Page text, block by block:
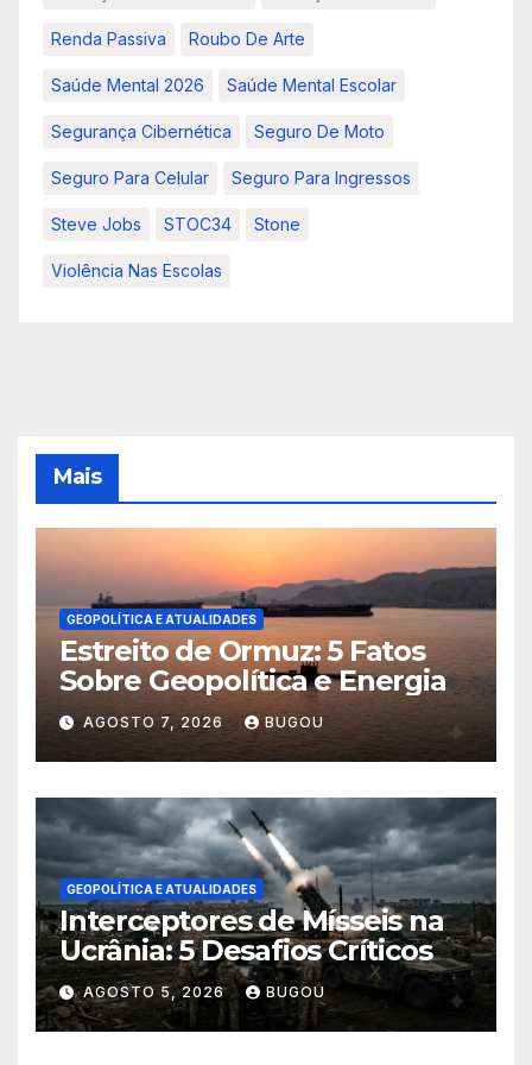
Renda Passiva Roubo De Arte
Saúde Mental 2026 Saúde Mental Escolar
Segurança Cibernética Seguro De Moto
Seguro Para Celular Seguro Para Ingressos
Steve Jobs STOC34 Stone
Violência Nas Escolas
Mais
GEOPOLÍTICA E ATUALIDADES
Estreito de Ormuz: 5 Fatos
Sobre Geopolítica e Energia
AGOSTO 7, 2026 BUGOU
GEOPOLÍTICA E ATUALIDADES
Interceptores de Mísseis na
Ucrânia: 5 Desafios Críticos
AGOSTO 5, 2026 BUGOU